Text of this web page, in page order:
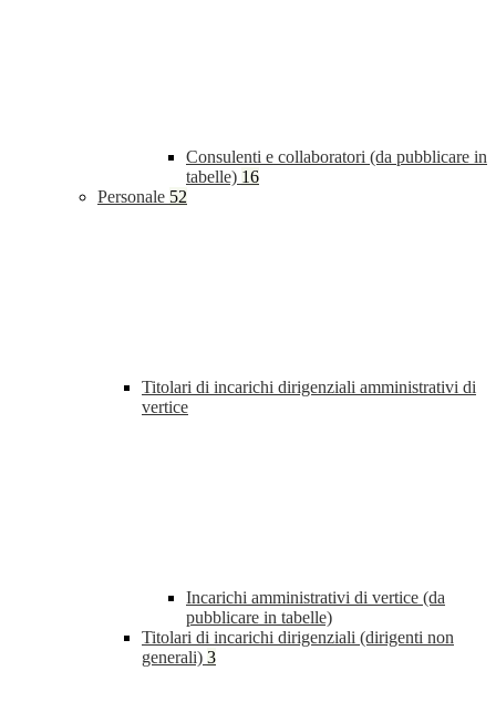
Consulenti e collaboratori (da pubblicare in
tabelle) 16
Personale 52
Titolari di incarichi dirigenziali amministrativi di
vertice
Incarichi amministrativi di vertice (da
pubblicare in tabelle)
Titolari di incarichi dirigenziali (dirigenti non
generali) 3